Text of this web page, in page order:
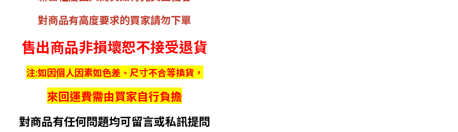
對商品有高度要求的買家請勿下單
售出商品非損壞恕不接受退貨
注:如因個人因素如色差、尺寸不合等換貨，
來回運費需由買家自行負擔
對商品有任何問題均可留言或私訊提問